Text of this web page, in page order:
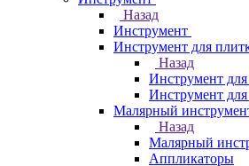
Назад
Инструмент
Инструмент для
Назад
Инструмент
Инструмент
Малярный
Назад
Малярный
Аппликаторы